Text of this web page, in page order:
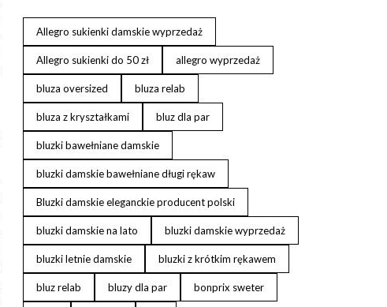
Allegro sukienki damskie wyprzedaż
Allegro sukienki do 50 zł allegro wyprzedaż
bluza oversized bluza relab
bluza z kryształkami bluz dla par
bluzki bawełniane damskie
bluzki damskie bawełniane długi rękaw
Bluzki damskie eleganckie producent polski
bluzki damskie na lato bluzki damskie wyprzedaż
bluzki letnie damskie bluzki z krótkim rękawem
bluz relab bluzy dla par bonprix sweter